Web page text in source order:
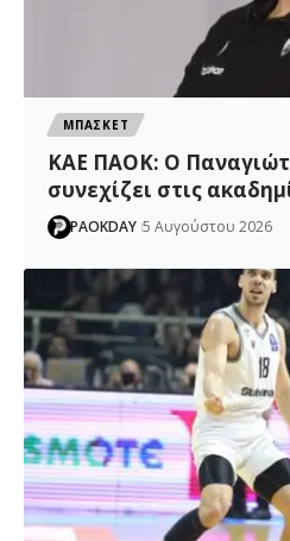
ΜΠΑΣΚΕΤ
ΚΑΕ ΠΑΟΚ: Ο
συνεχίζει στις
PAOKDAY 5 Αυγούστου 2026